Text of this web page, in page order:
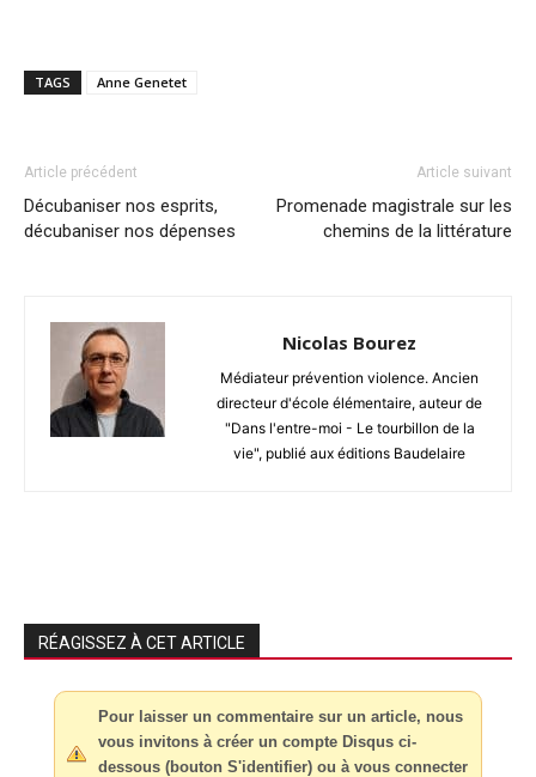
TAGS Anne Genetet
Article précédent
Décubaniser nos esprits,
décubaniser nos dépenses
Article suivant
Promenade magistrale sur les
chemins de la littérature
Nicolas Bourez
Médiateur prévention violence. Ancien
directeur d'école élémentaire, auteur de
"Dans l'entre-moi - Le tourbillon de la
vie", publié aux éditions Baudelaire
RÉAGISSEZ À CET ARTICLE
Pour laisser un commentaire sur un article, nous
vous invitons à créer un compte Disqus ci-
dessous (bouton S'identifier) ou à vous connecter